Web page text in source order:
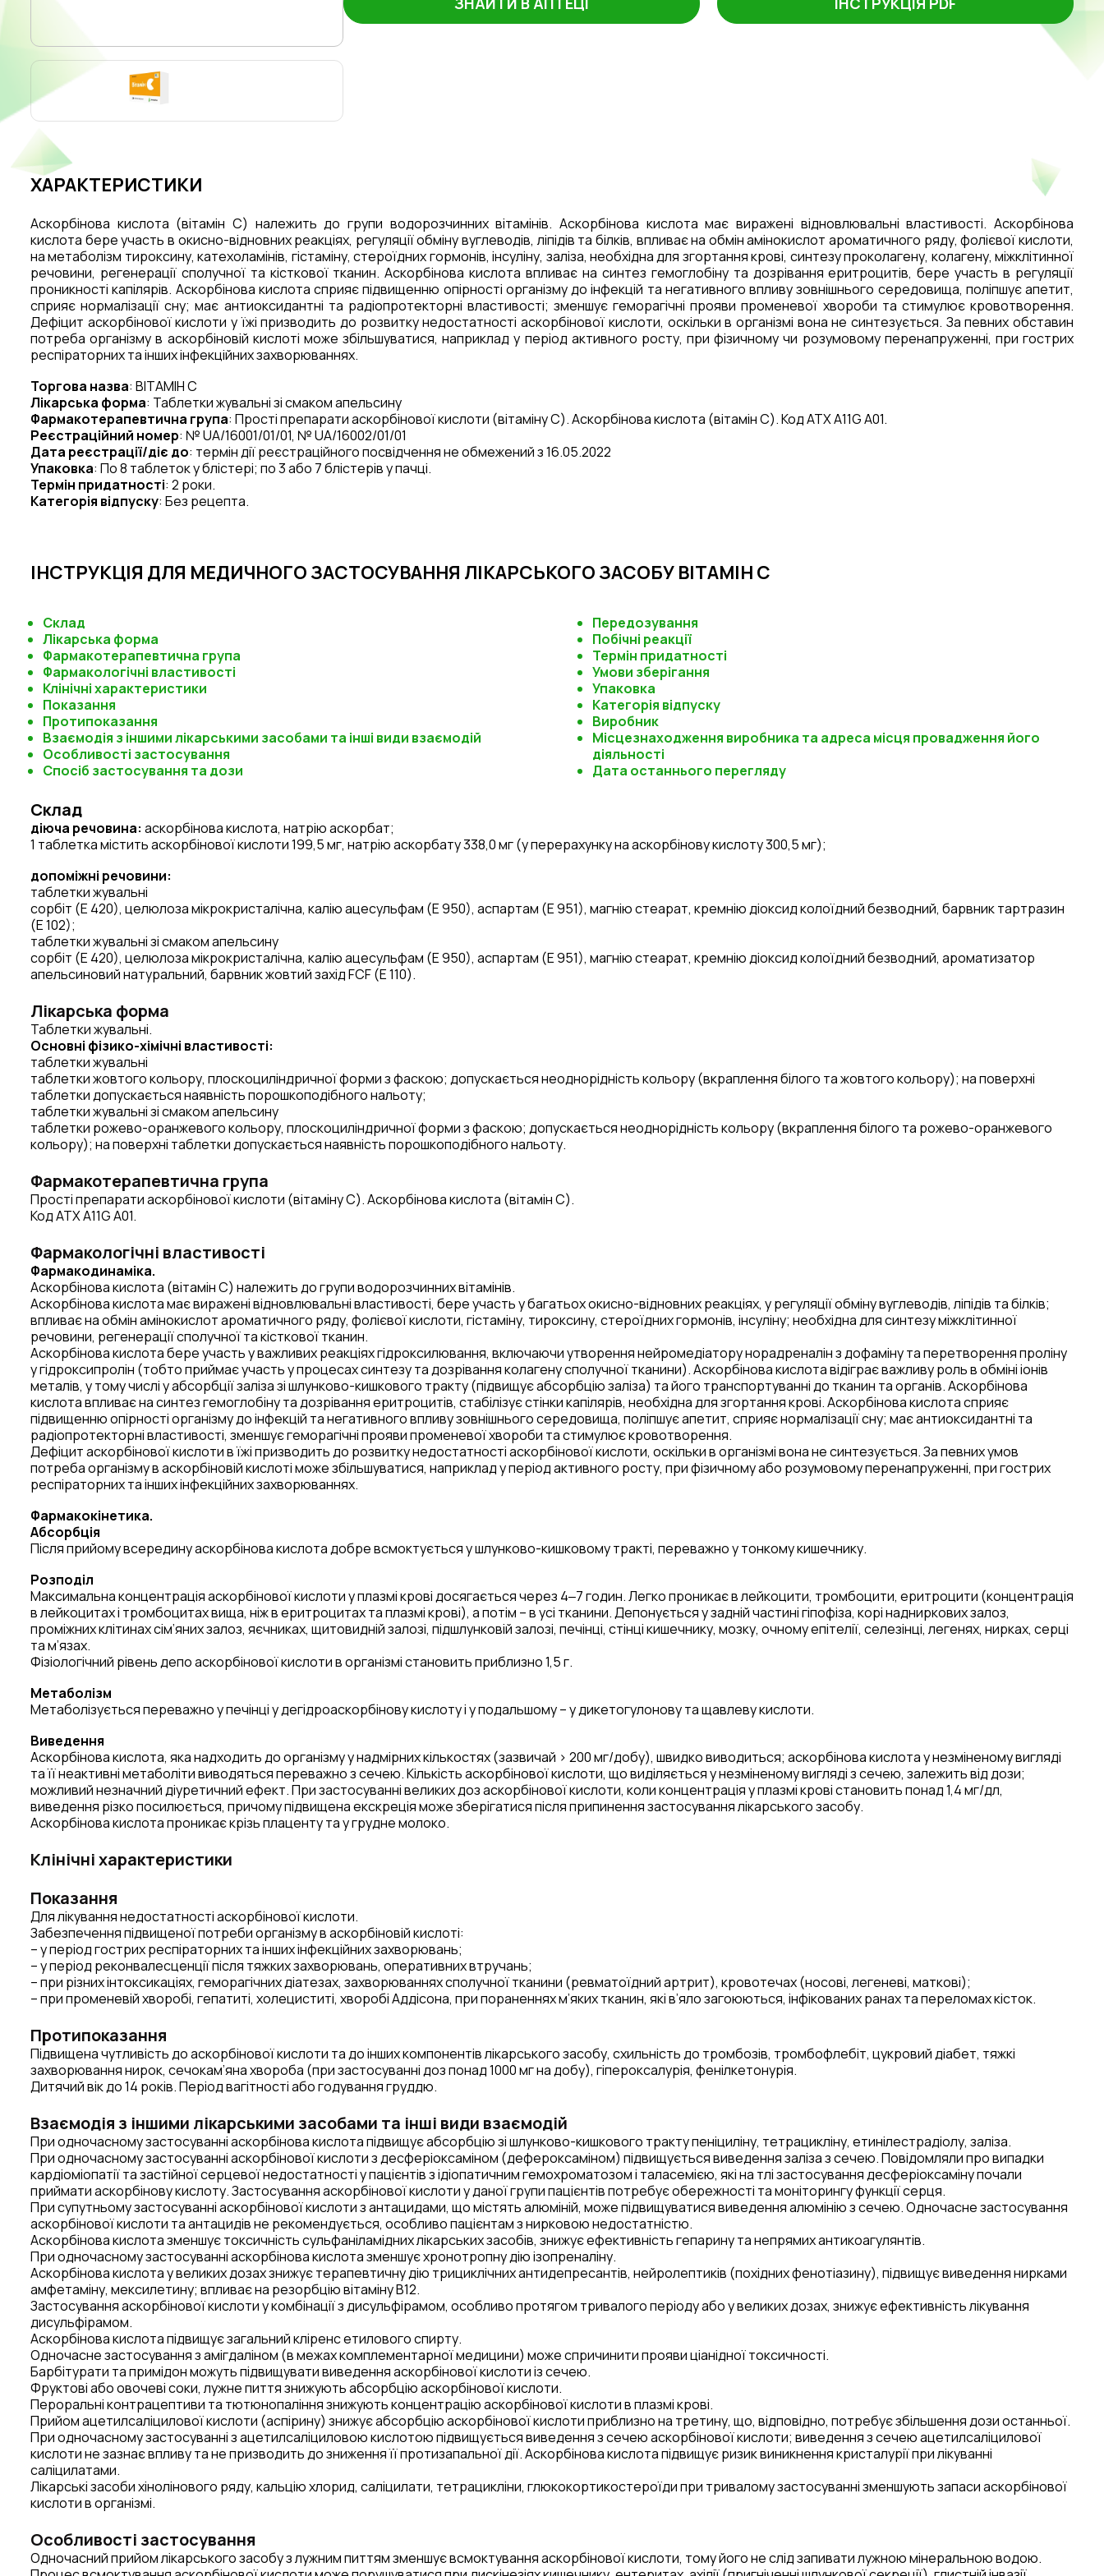
ХАРАКТЕРИСТИКИ
Аскорбінова кислота (вітамін C) належить до групи водорозчинних вітамінів. Аскорбінова кислотамає виражені відновлювальні властивості.Аскорбінова
кислота бере участь в окисно-відновних реакціях, регуляції обміну вуглеводів, ліпідів та білків, впливає на обмін амінокислот ароматичного ряду, фолієвої кислоти,
на метаболізм тироксину, катехоламінів, гістаміну, стероїдних гормонів, інсуліну, заліза, необхідна для згортання крові, синтезу проколагену, колагену, міжклітинної
речовини, регенерації сполучної та кісткової тканин.Аскорбінова кислотавпливає на синтез гемоглобіну та дозрівання еритроцитів, бере участь в регуляції
проникності капілярів. Аскорбінова кислота сприяє підвищенню опірності організмудо інфекцій та негативного впливу зовнішнього середовища, поліпшує апетит,
сприяє нормалізації сну; має антиоксидантні та радіопротекторні властивості; зменшує геморагічні прояви променевої хвороби та стимулює кровотворення.
Дефіцит аскорбінової кислоти у їжі призводить до розвитку недостатності аскорбінової кислоти, оскільки в організмі вона не синтезується. За певних обставин
потреба організму в аскорбіновій кислоті може збільшуватися, наприклад у період активного росту, при фізичному чи розумовому перенапруженні, при гострих
респіраторних та інших інфекційних захворюваннях.
Торгова назва: ВІТАМІНС
Лікарська форма: Таблетки жувальнізі смаком апельсину
Фармакотерапевтична група: Прості препарати аскорбінової кислоти (вітаміну С). Аскорбінова кислота (вітамін С). Код АТХ A11G А01.
Реєстраційний номер: № UA/16001/01/01, № UA/16002/01/01
Дата реєстрації/діє до: термін дії реєстраційного посвідчення не обмежений з 16.05.2022
Упаковка: По 8 таблеток у блістері; по 3 або 7 блістерів у пачці.
Термін придатності: 2 роки.
Категорія відпуску: Без рецепта.
ІНСТРУКЦІЯ ДЛЯ МЕДИЧНОГО ЗАСТОСУВАННЯ ЛІКАРСЬКОГО ЗАСОБУ ВІТАМІН С
Склад
Лікарська форма
Фармакотерапевтична група
Фармакологічні властивості
Клінічні характеристики
Показання
Протипоказання
Взаємодія з іншими лікарськими засобами та інші види взаємодій
Особливості застосування
Спосіб застосування та дози
Передозування
Побічні реакції
Термін придатності
Умови зберігання
Упаковка
Категорія відпуску
Виробник
Місцезнаходження виробника та адреса місця провадження його
діяльності
Дата останнього перегляду
Склад
діюча речовина: аскорбінова кислота, натрію аскорбат;
1 таблетка містить аскорбінової кислоти 199,5 мг, натрію аскорбату 338,0 мг (у перерахунку на аскорбінову кислоту 300,5 мг);
допоміжні речовини:
таблетки жувальні
сорбіт (Е 420), целюлоза мікрокристалічна, калію ацесульфам (Е 950), аспартам (Е 951), магнію стеарат, кремнію діоксид колоїдний безводний, барвник тартразин
(Е 102);
таблетки жувальні зі смаком апельсину
сорбіт (Е 420), целюлоза мікрокристалічна, калію ацесульфам (Е 950), аспартам (Е 951), магнію стеарат, кремнію діоксид колоїдний безводний, ароматизатор
апельсиновий натуральний, барвник жовтий захід FCF (Е 110).
Лікарська форма
Таблетки жувальні.
Основні фізико-хімічні властивості:
таблетки жувальні
таблетки жовтого кольору, плоскоциліндричної форми з фаскою; допускається неоднорідність кольору (вкраплення білого та жовтого кольору); на поверхні
таблетки допускається наявність порошкоподібного нальоту;
таблетки жувальні зі смаком апельсину
таблетки рожево-оранжевого кольору, плоскоциліндричної форми з фаскою; допускається неоднорідність кольору (вкраплення білого та рожево-оранжевого
кольору); на поверхні таблетки допускається наявність порошкоподібного нальоту.
Фармакотерапевтична група
Прості препарати аскорбінової кислоти (вітаміну С). Аскорбінова кислота (вітамін С).
Код АТХ A11G А01.
Фармакологічні властивості
Фармакодинаміка.
Аскорбінова кислота (вітамін C) належить до групи водорозчинних вітамінів.
Аскорбінова кислота має виражені відновлювальні властивості, бере участь у багатьох окисно-відновних реакціях, у регуляції обміну вуглеводів, ліпідів та білків;
впливає на обмін амінокислот ароматичного ряду, фолієвої кислоти, гістаміну, тироксину, стероїдних гормонів, інсуліну; необхідна для синтезу міжклітинної
речовини, регенерації сполучної та кісткової тканин.
Аскорбінова кислота бере участь у важливих реакціях гідроксилювання, включаючи утворення нейромедіатору норадреналін з дофаміну та перетворення проліну
у гідроксипролін (тобто приймає участь у процесах синтезу та дозрівання колагену сполучної тканини). Аскорбінова кислота відіграє важливу роль в обміні іонів
металів, у тому числі у абсорбції заліза зі шлунково-кишкового тракту (підвищує абсорбцію заліза) та його транспортуванні до тканин та органів. Аскорбінова
кислота впливає на синтез гемоглобіну та дозрівання еритроцитів, стабілізує стінки капілярів, необхідна для згортання крові. Аскорбінова кислота сприяє
підвищенню опірності організму до інфекцій та негативного впливу зовнішнього середовища, поліпшує апетит, сприяє нормалізації сну; має антиоксидантні та
радіопротекторні властивості, зменшує геморагічні прояви променевої хвороби та стимулює кровотворення.
Дефіцит аскорбінової кислоти в їжі призводить до розвитку недостатності аскорбінової кислоти, оскільки в організмі вона не синтезується. За певних умов
потреба організму в аскорбіновій кислоті може збільшуватися, наприклад у період активного росту, при фізичному або розумовому перенапруженні, при гострих
респіраторних та інших інфекційних захворюваннях.
Фармакокінетика.
Абсорбція
Після прийому всередину аскорбінова кислота добре всмоктується у шлунково-кишковому тракті, переважно у тонкому кишечнику.
Розподіл
Максимальна концентрація аскорбінової кислоти у плазмі крові досягається через 4‒7 годин. Легко проникає в лейкоцити, тромбоцити, еритроцити (концентрація
в лейкоцитах і тромбоцитах вища, ніж в еритроцитах та плазмі крові), а потім – в усі тканини. Депонується у задній частині гіпофіза, корі надниркових залоз,
проміжних клітинах сім’яних залоз, яєчниках, щитовидній залозі, підшлунковій залозі, печінці, стінці кишечнику, мозку, очному епітелії, селезінці, легенях, нирках, серці
та м’язах.
Фізіологічний рівень депо аскорбінової кислоти в організмі становить приблизно 1,5 г.
Метаболізм
Метаболізується переважно у печінці у дегідроаскорбінову кислоту і у подальшому – у дикетогулонову та щавлеву кислоти.
Виведення
Аскорбінова кислота, яка надходить до організму у надмірних кількостях (зазвичай > 200 мг/добу), швидко виводиться; аскорбінова кислота у незміненому вигляді
та її неактивні метаболіти виводяться переважно з сечею. Кількість аскорбінової кислоти, що виділяється у незміненому вигляді з сечею, залежить від дози;
можливий незначний діуретичний ефект. При застосуванні великих доз аскорбінової кислоти, коли концентрація у плазмі крові становить понад 1,4 мг/дл,
виведення різко посилюється, причому підвищена екскреція може зберігатися після припинення застосування лікарського засобу.
Аскорбінова кислота проникає крізь плаценту та у грудне молоко.
Клінічні характеристики
Показання
Для лікування недостатності аскорбінової кислоти.
Забезпечення підвищеної потреби організму в аскорбіновій кислоті:
– у період гострих респіраторних та інших інфекційних захворювань;
– у період реконвалесценції після тяжких захворювань, оперативних втручань;
– при різних інтоксикаціях, геморагічних діатезах, захворюваннях сполучної тканини (ревматоїдний артрит), кровотечах (носові, легеневі, маткові);
– при променевій хворобі, гепатиті, холециститі, хворобі Аддісона, при пораненнях м’яких тканин, які в’яло загоюються, інфікованих ранах та переломах кісток.
Протипоказання
Підвищена чутливість до аскорбінової кислоти та до інших компонентів лікарського засобу, схильність до тромбозів, тромбофлебіт, цукровий діабет, тяжкі
захворювання нирок, сечокам’яна хвороба (при застосуванні доз понад 1000 мг на добу), гіпероксалурія, фенілкетонурія.
Дитячий вік до 14 років. Період вагітності або годування груддю.
Взаємодія з іншими лікарськими засобами та інші види взаємодій
При одночасному застосуванні аскорбінова кислота підвищує абсорбцію зі шлунково-кишкового тракту пеніциліну, тетрацикліну, етинілестрадіолу, заліза.
При одночасному застосуванні аскорбінової кислоти з десферіоксаміном (дефероксаміном) підвищується виведення заліза з сечею. Повідомляли про випадки
кардіоміопатії та застійної серцевої недостатності у пацієнтів з ідіопатичним гемохроматозом і таласемією, які на тлі застосування десферіоксаміну почали
приймати аскорбінову кислоту. Застосування аскорбінової кислоти у даної групи пацієнтів потребує обережності та моніторингу функції серця.
При супутньому застосуванні аскорбінової кислоти з антацидами, що містять алюміній, може підвищуватися виведення алюмінію з сечею. Одночасне застосування
аскорбінової кислоти та антацидів не рекомендується, особливо пацієнтам з нирковою недостатністю.
Аскорбінова кислота зменшує токсичність сульфаніламідних лікарських засобів, знижує ефективність гепарину та непрямих антикоагулянтів.
При одночасному застосуванні аскорбінова кислота зменшує хронотропну дію ізопреналіну.
Аскорбінова кислота у великих дозах знижує терапевтичну дію трициклічних антидепресантів, нейролептиків (похідних фенотіазину), підвищує виведення нирками
амфетаміну, мексилетину; впливає на резорбцію вітаміну В12.
Застосування аскорбінової кислоти у комбінації з дисульфірамом, особливо протягом тривалого періоду або у великих дозах, знижує ефективність лікування
дисульфірамом.
Аскорбінова кислота підвищує загальний кліренс етилового спирту.
Одночасне застосування з амігдаліном (в межах комплементарної медицини) може спричинити прояви ціанідної токсичності.
Барбітурати та примідон можуть підвищувати виведення аскорбінової кислоти із сечею.
Фруктові або овочеві соки, лужне пиття знижують абсорбцію аскорбінової кислоти.
Пероральні контрацептиви та тютюнопаління знижують концентрацію аскорбінової кислоти в плазмі крові.
Прийом ацетилсаліцилової кислоти (аспірину) знижує абсорбцію аскорбінової кислоти приблизно на третину, що, відповідно, потребує збільшення дози останньої.
При одночасному застосуванні з ацетилсаліциловою кислотою підвищується виведення з сечею аскорбінової кислоти; виведення з сечею ацетилсаліцилової
кислоти не зазнає впливу та не призводить до зниження її протизапальної дії. Аскорбінова кислота підвищує ризик виникнення кристалурії при лікуванні
саліцилатами.
Лікарські засоби хінолінового ряду, кальцію хлорид, саліцилати, тетрацикліни, глюкокортикостероїди при тривалому застосуванні зменшують запаси аскорбінової
кислоти в організмі.
Особливості застосування
Одночасний прийом лікарського засобу з лужним питтям зменшує всмоктування аскорбінової кислоти, тому його не слід запивати лужною мінеральною водою.